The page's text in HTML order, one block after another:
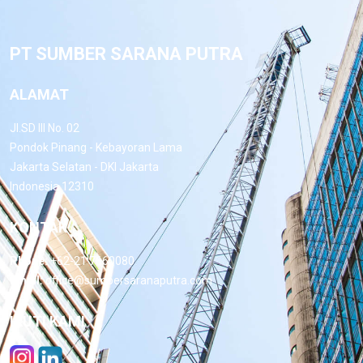
PT SUMBER SARANA PUTRA
ALAMAT
Jl.SD III No. 02
Pondok Pinang - Kebayoran Lama
Jakarta Selatan - DKI Jakarta
Indonesia 12310
KONTAK
Phone: +62-21 7660080
Email:office@sumbersaranaputra.com
IKUTI KAMI